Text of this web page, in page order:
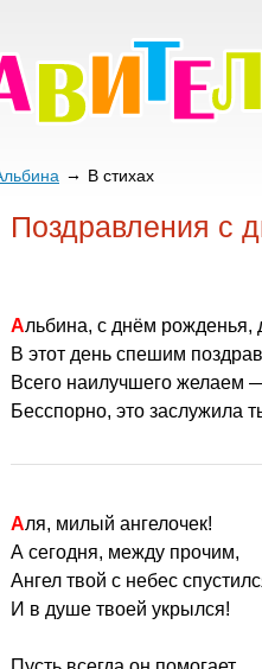
В стихах
Поздравления с
Альбина, с днём рожденья,
В этот день спешим
Всего наилучшего желаем
Бесспорно, это заслужила
Аля, милый ангелочек!
А сегодня, между прочим,
Ангел твой с небес
И в душе твоей укрылся!